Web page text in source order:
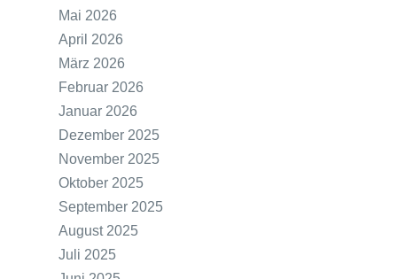
Mai 2026
April 2026
März 2026
Februar 2026
Januar 2026
Dezember 2025
November 2025
Oktober 2025
September 2025
August 2025
Juli 2025